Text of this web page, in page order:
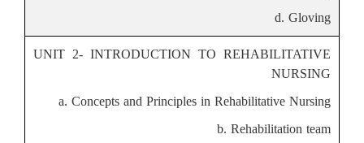
d. Gloving
UNIT 2- INTRODUCTION TO REHABILITATIVE
NURSING
a. Concepts and Principles in Rehabilitative Nursing
b. Rehabilitation team